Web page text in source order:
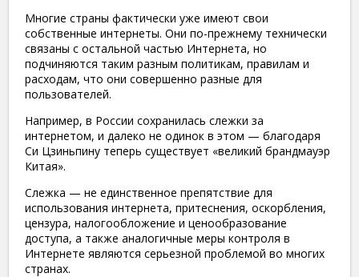
Многие страны фактически уже имеют свои
собственные интернеты. Они по-прежнему технически
связаны с остальной частью Интернета, но
подчиняются таким разным политикам, правилам и
расходам, что они совершенно разные для
пользователей.
Например, в России сохранилась слежки за
интернетом, и далеко не одинок в этом — благодаря
Си Цзиньпину теперь существует «великий брандмауэр
Китая».
Слежка — не единственное препятствие для
использования интернета, притеснения, оскорбления,
цензура, налогообложение и ценообразование
доступа, а также аналогичные меры контроля в
Интернете являются серьезной проблемой во многих
странах.